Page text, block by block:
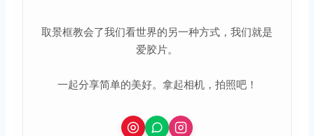
取景框教会了我们看世界的另一种方式，我们就是
爱胶片。
一起分享简单的美好。拿起相机，拍照吧！